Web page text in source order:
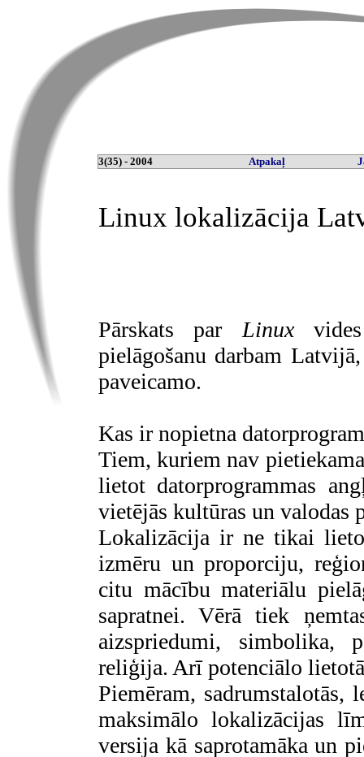
3(35) - 2004 Atpakaļ
Linux lokalizācija
Pārskats par Linuxvides
pielāgošanu darbam
paveicamo.
Kas ir nopietna
Tiem, kuriem nav
lietot datorprogrammas
vietējās kultūras un valodas
Lokalizācija ir ne tikai
izmēru un proporciju,
citu mācību materiālu
sapratnei. Vērā tiek
aizspriedumi, simbolika,
reliģija. Arī potenciālo
Piemēram, sadrumstalotās,
maksimālo lokalizācijas
versija kā saprotamāka un